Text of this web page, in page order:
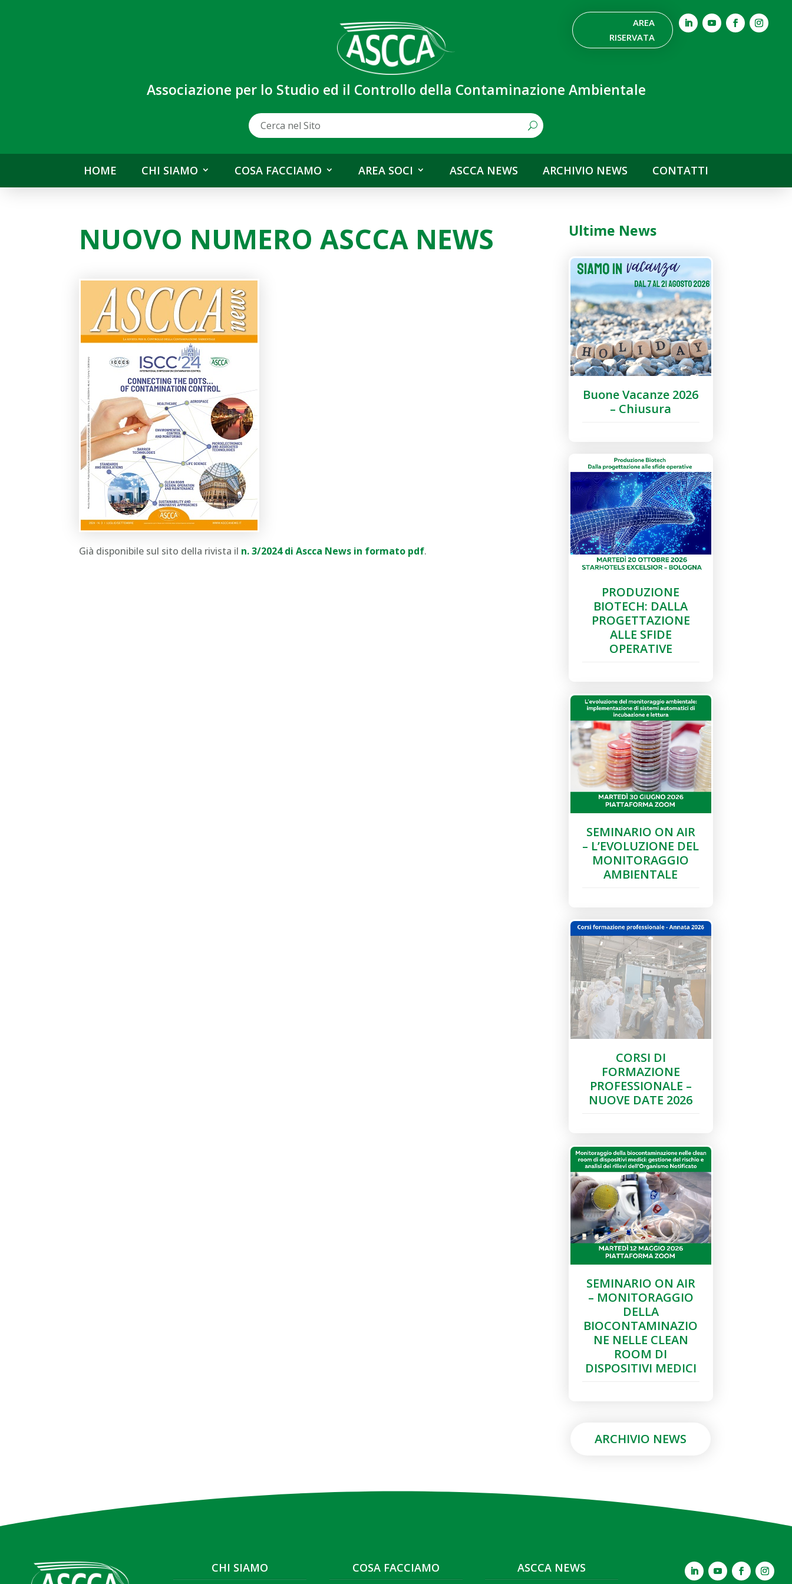
AREA
RISERVATA
Associazione per lo Studio ed il Controllo della Contaminazione Ambientale
HOME CHI SIAMO COSA FACCIAMO AREA SOCI ASCCA NEWS ARCHIVIO NEWS CONTATTI
NUOVO NUMERO ASCCA NEWS
Già disponibile sul sito della rivista il n. 3/2024 di Ascca News in formato pdf.
Ultime News
Buone Vacanze 2026
– Chiusura
PRODUZIONE
BIOTECH: DALLA
PROGETTAZIONE
ALLE SFIDE
OPERATIVE
SEMINARIO ON AIR
– L’EVOLUZIONE DEL
MONITORAGGIO
AMBIENTALE
CORSI DI
FORMAZIONE
PROFESSIONALE –
NUOVE DATE 2026
SEMINARIO ON AIR
– MONITORAGGIO
DELLA
BIOCONTAMINAZIO
NE NELLE CLEAN
ROOM DI
DISPOSITIVI MEDICI
ARCHIVIO NEWS
CHI SIAMO COSA FACCIAMO ASCCA NEWS